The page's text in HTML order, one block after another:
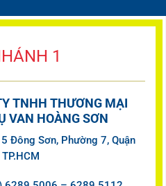
1
TNHH THƯƠNG MẠI
VAN HOÀNG SƠN
Đông Sơn, Phường 7, Quận